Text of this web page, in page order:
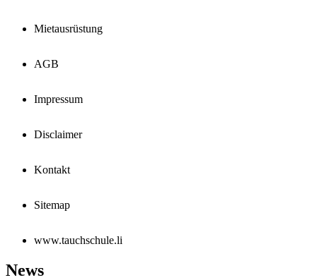
Mietausrüstung
AGB
Impressum
Disclaimer
Kontakt
Sitemap
www.tauchschule.li
News